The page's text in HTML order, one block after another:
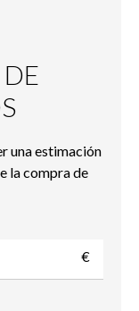
una estimación
la compra de
€